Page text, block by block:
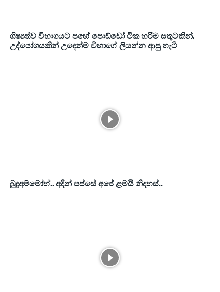
ශිෂ්‍යත්ව විභාගයට පහේ පොඩ්ඩෝ ටික හරිම සතුටකින්,
උද්යෝගයකින් උදෙන්ම විභාගේ ලියන්න ආපු හැටි
බුදුඅම්මෝහ්.. අදින් පස්සේ අපේ ළමයි නිදහස්..